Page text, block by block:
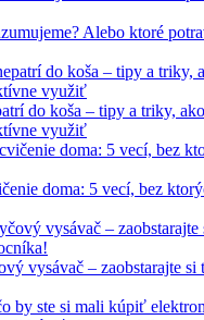
Alebo ktoré
do koša – tipy a triky,
využiť
doma: 5 vecí, bez
vysávač – zaobstarajte si